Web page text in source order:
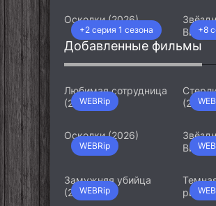
+2 серия 1 сезона
Осколки (2026)
+8
Добавленные фильмы
WEBRip
Любимая сотрудница
(2026)
(2026)
WEBRip
Осколки (2026)
WEBRip
Замужняя убийца
(2026)
ринга